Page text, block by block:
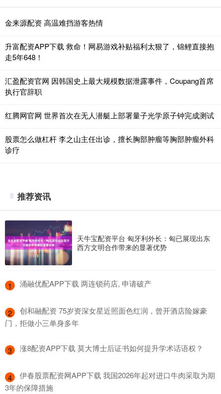
金来源配资 高温难挡游客热情
升富配资APP下载 救命！网易游戏补贴福利太狠了，锦鲤直接抱
走5年648！
汇盈配资官网 因韩国史上最大规模数据泄露事件，Coupang首席
执行官辞职
红腾网官网 世界首次在无人潜艇上部署量子光学原子钟完成测试
股票怎么做杠杆 李之山主任出诊，擅长胸部肿瘤等胸部肿瘤外科
诊疗
推荐资讯
天牛宝配资平台 匈牙利外长：匈已展现出东
西方文明合作带来的显著优势
1 ​涌融优配APP下载 两连锁药店, 申请破产
2
​创和融配资 75岁资深女星近照面色红润，曾开酒店险嫁豪
门，拒做小三单身多年
3 ​涨8配资APP下载 莫大博士后证书如何提升学术话语权？
4
​伊春股票配资网APP下载 我国2026年起对进口牛肉采取为期
3年的保障措施